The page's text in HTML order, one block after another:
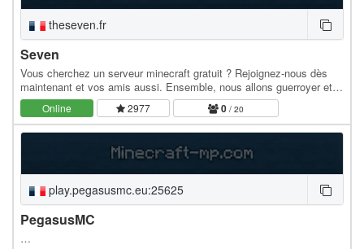
theseven.fr
Seven
Vous cherchez un serveur minecraft gratuit ? Rejoignez-nous dès
maintenant et vos amis aussi. Ensemble, nous allons guerroyer et
bâtir ! Prenez Garde, la Nuit Sera…
Online 2977 0 / 20
play.pegasusmc.eu:25625
PegasusMC
…